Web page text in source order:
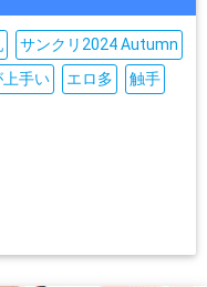
サンクリ2024 Autumn
手い エロ多
触手